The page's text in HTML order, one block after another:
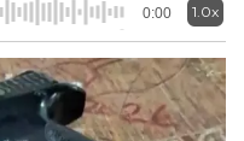
0:00 1.0x